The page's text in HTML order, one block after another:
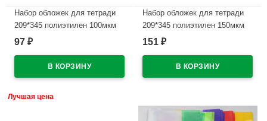
Набор обложек для тетради
209*345 полиэтилен 100мкм
10 штук в наборе арт Т100-10
97 ₽
Набор обложек для тетради
209*345 полиэтилен 150мкм
10 штук в наборе арт Т150-10
151 ₽
Лучшая цена